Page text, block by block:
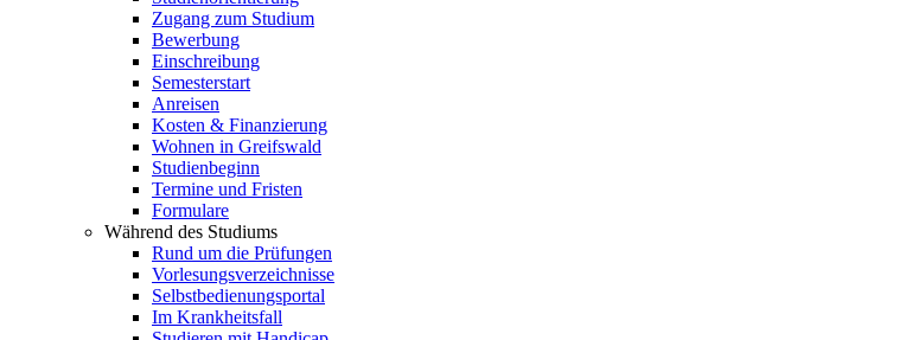
Zugang zum Studium
Bewerbung
Einschreibung
Semesterstart
Anreisen
Kosten & Finanzierung
Wohnen in Greifswald
Studienbeginn
Termine und Fristen
Formulare
Während des Studiums
Rund um die Prüfungen
Vorlesungsverzeichnisse
Selbstbedienungsportal
Im Krankheitsfall